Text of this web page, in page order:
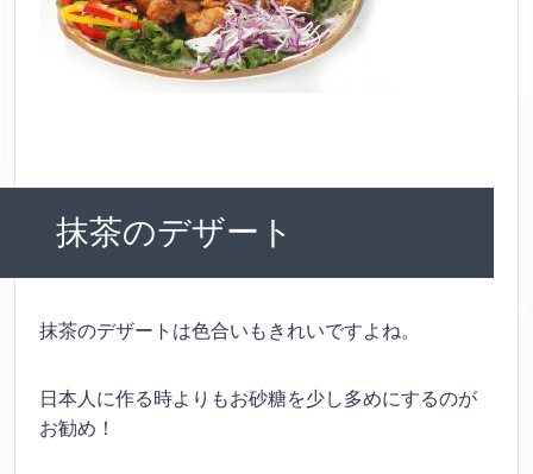
抹茶のデザート
抹茶のデザートは色合いもきれいですよね。
日本人に作る時よりもお砂糖を少し多めにするのが
お勧め！